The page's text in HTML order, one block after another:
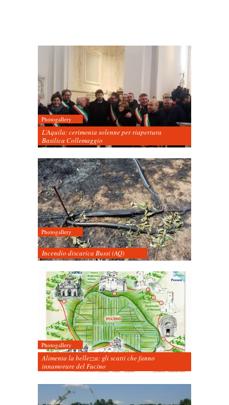
Photogallery
L’Aquila: cerimonia solenne per riapertura
Basilica Collemaggio
Photogallery
Incendio discarica Bussi (AQ)
Photogallery
Alimenta la bellezza: gli scatti che fanno
innamorare del Fucino